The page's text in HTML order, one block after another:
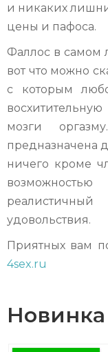
и никаких
цены и пафоса.
Фаллос в самом
вот что можно
с которым
мозги
предназначена
ничего кроме
удовольствия.
Приятных вам
4sex.ru
Новинка